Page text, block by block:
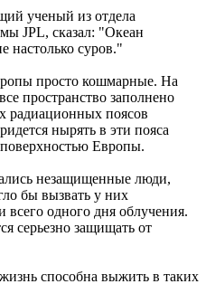
ученый из отдела
JPL, сказал: "Океан
настолько суров."
просто кошмарные. На
пространство заполнено
радиационных поясов
нырять в эти пояса
Европы.
незащищенные люди,
бы вызвать у них
всего одного дня облучения.
серьезно защищать от
способна выжить в таких